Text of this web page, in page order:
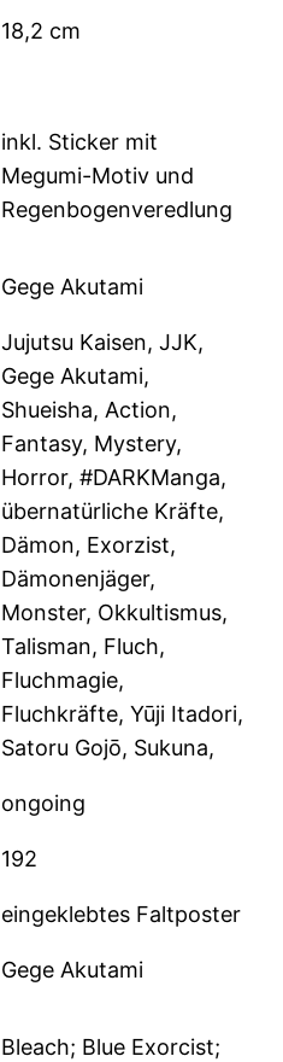
18,2 cm
inkl. Sticker mit
Megumi-Motiv und
Regenbogenveredlung
Gege Akutami
Jujutsu Kaisen, JJK,
Gege Akutami,
Shueisha, Action,
Fantasy, Mystery,
Horror, #DARKManga,
übernatürliche Kräfte,
Dämon, Exorzist,
Dämonenjäger,
Monster, Okkultismus,
Talisman, Fluch,
Fluchmagie,
Fluchkräfte, Yūji Itadori,
Satoru Gojō, Sukuna,
ongoing
192
eingeklebtes Faltposter
Gege Akutami
Bleach; Blue Exorcist;